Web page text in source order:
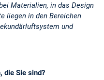
Materialien, in das Design
liegen in den Bereichen
und
die Sie sind?